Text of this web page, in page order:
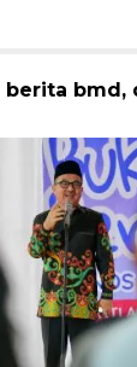
berita bmd,